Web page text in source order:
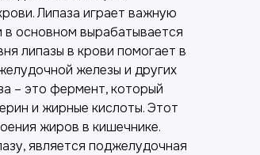
Липаза играет важную
основном вырабатывается
липазы в крови помогает в
железы и других
– это фермент, который
и жирные кислоты. Этот
жиров в кишечнике.
является поджелудочная